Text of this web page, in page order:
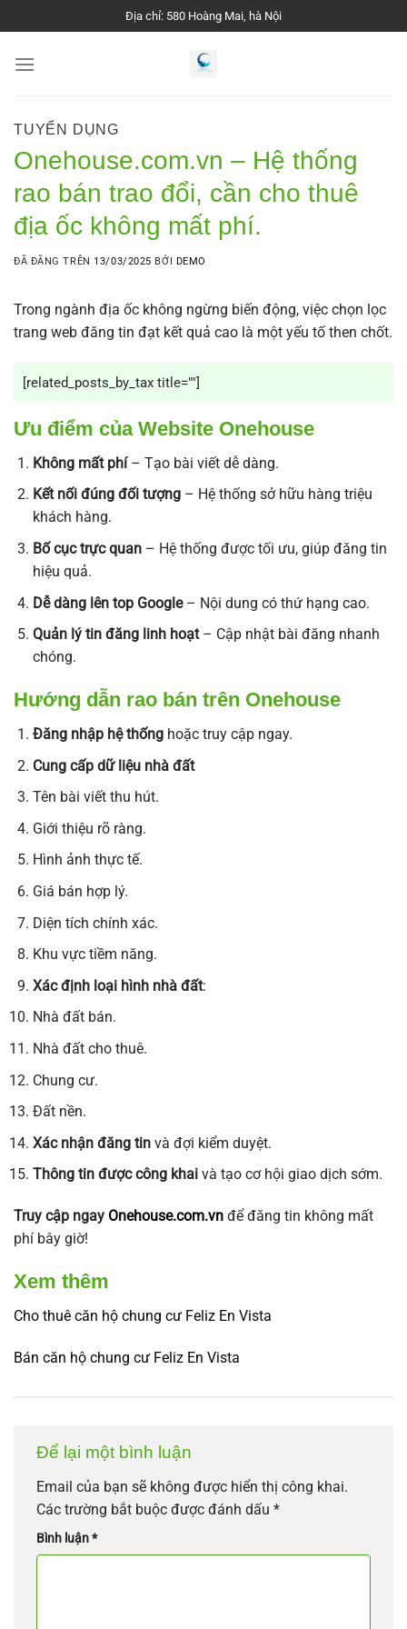
đến
nội
Địa chỉ: 580 Hoàng Mai, hà Nội
TUYỂN DỤNG
Onehouse.com.vn – Hệ thống
rao bán trao đổi, cần cho thuê
địa ốc không mất phí.
ĐÃ ĐĂNG TRÊN 13/03/2025 BỞI DEMO
Trong ngành địa ốc không ngừng biến động, việc chọn lọc
trang web đăng tin đạt kết quả cao là một yếu tố then chốt.
[related_posts_by_tax title=""]
Ưu điểm của Website Onehouse
Không mất phí– Tạo bài viết dễ dàng.
Kết nối đúng đối tượng– Hệ thống sở hữu hàng triệu
khách hàng.
Bố cục trực quan– Hệ thống được tối ưu, giúp đăng tin
hiệu quả.
Dễ dàng lên top Google– Nội dung có thứ hạng cao.
Quản lý tin đăng linh hoạt– Cập nhật bài đăng nhanh
chóng.
Hướng dẫn rao bán trên Onehouse
Đăng nhập hệ thốnghoặc truy cập ngay.
Cung cấp dữ liệu nhà đất
Tên bài viết thu hút.
Giới thiệu rõ ràng.
Hình ảnh thực tế.
Giá bán hợp lý.
Diện tích chính xác.
Khu vực tiềm năng.
Xác định loại hình nhà đất:
Nhà đất bán.
Nhà đất cho thuê.
Chung cư.
Đất nền.
Xác nhận đăng tinvà đợi kiểm duyệt.
Thông tin được công khaivà tạo cơ hội giao dịch sớm.
Truy cập ngay Onehouse.com.vn để đăng tin không mất
phí bây giờ!
Xem thêm
Cho thuê căn hộ chung cư Feliz En Vista
Bán căn hộ chung cư Feliz En Vista
Để lại một bình luận
Email của bạn sẽ không được hiển thị công khai.
Các trường bắt buộc được đánh dấu *
Bình luận*